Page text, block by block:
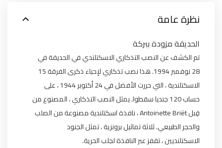
نظرة عامة
الحديقة مزودة ببركة
تم الكشف عن النصب التذكاري الاسكتلندي في الحديقة في
28 نوفمبر 1994. هذا نصب تذكاري لإحياء ذكرى الفرقة 15
الاسكتلندية ، التي حررت الأفضل في 24 أكتوبر 1944 ، على
حساب 120 جنديا سقطوا. يمثل النصب التذكاري ، المصنوع من
قِبل Antoinette Briët ، نافذة اسكتلندية مصنوعة من الصلب
والحجر الطبيعي. ثلاثة تماثيل برونزية ، تمثل الجنود
الاسكتلنديين ، تقفز عبر النافذة لجلب الحرية.